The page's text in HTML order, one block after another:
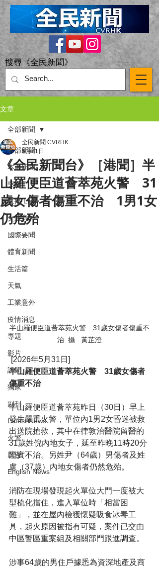
搜尋《全民新聞》
文章
全部新聞
本港新聞
突發
直播 Live
交通意外
國際要聞
體育新聞
生活篇
天氣
工業意外
疫情消息
專題
影片
訪問
獨家
副刊
Latest News
火警
廣告
English News
全部新聞
《全民新聞台》［港聞］半
山羅便臣道薈萃苑火警 31
歲女傷者傷重不治 1男1女
仍危殆
全民新聞 CVRHK
5月31日
半山羅便臣道薈萃苑火警　31歲女傷者傷重不
治  攝 : 黃芷澄
[2026年5月31日]
半山羅便臣道薈萃苑火警　31歲女傷者
傷重不治
半山羅便臣道薈萃苑昨日（30日）早上
發生嚴重火警，單位內1男2女昏迷被救
出送院搶救，其中在律敦治醫院留醫的
31歲姓倪內地女子，延至昨晚11時20分
證實不治。另姓尹（64歲）男傷者及姓
盧（37歲）內地女傷者仍然危殆。
消防在現場發現起火單位大門一度被大
型梳化擋住，進入單位時「相當困
難」，並在屋內檢獲懷疑吸食冰毒工
具，起火原因被指有可疑，案件已交由
中區警區重案組及相關部門跟進調查。
涉事64歲的男住戶據悉為資深地產及商